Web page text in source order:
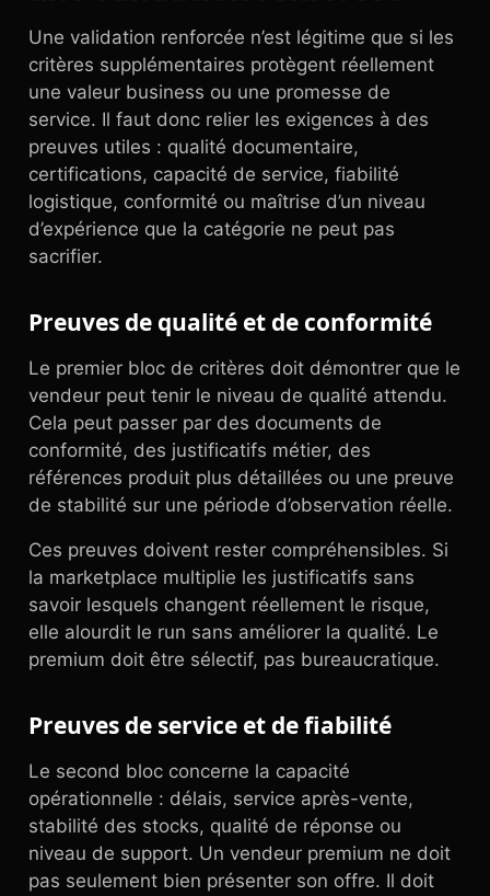
Une validation renforcée n’est légitime que si les
critères supplémentaires protègent réellement
une valeur business ou une promesse de
service. Il faut donc relier les exigences à des
preuves utiles : qualité documentaire,
certifications, capacité de service, fiabilité
logistique, conformité ou maîtrise d’un niveau
d’expérience que la catégorie ne peut pas
sacrifier.
Preuves de qualité et de conformité
Le premier bloc de critères doit démontrer que le
vendeur peut tenir le niveau de qualité attendu.
Cela peut passer par des documents de
conformité, des justificatifs métier, des
références produit plus détaillées ou une preuve
de stabilité sur une période d’observation réelle.
Ces preuves doivent rester compréhensibles. Si
la marketplace multiplie les justificatifs sans
savoir lesquels changent réellement le risque,
elle alourdit le run sans améliorer la qualité. Le
premium doit être sélectif, pas bureaucratique.
Preuves de service et de fiabilité
Le second bloc concerne la capacité
opérationnelle : délais, service après-vente,
stabilité des stocks, qualité de réponse ou
niveau de support. Un vendeur premium ne doit
pas seulement bien présenter son offre. Il doit